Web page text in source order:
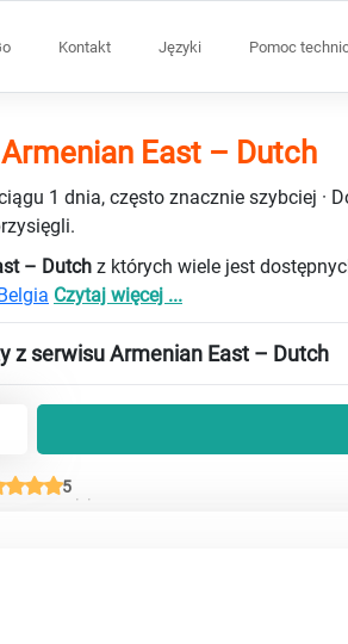
Kontakt Języki Pomoc
East – Dutch
1 dnia, często znacznie szybciej ·
– Dutch z których wiele jest
Czytaj więcej ...
z serwisu Armenian East – Dutch
5